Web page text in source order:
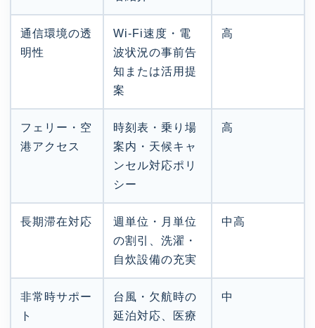
通信環境の透
明性
Wi-Fi速度・電
波状況の事前告
知または活用提
案
高
フェリー・空
港アクセス
時刻表・乗り場
案内・天候キャ
ンセル対応ポリ
シー
高
長期滞在対応
週単位・月単位
の割引、洗濯・
自炊設備の充実
中高
非常時サポー
ト
台風・欠航時の
延泊対応、医療
中